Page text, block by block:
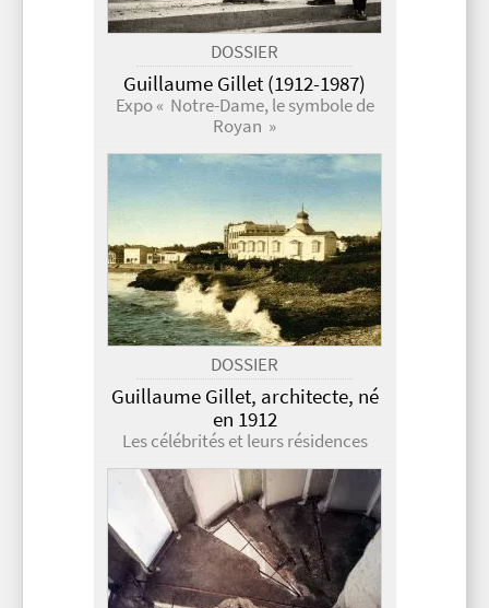
DOSSIER
Guillaume Gillet (1912-1987)
Expo « Notre-Dame, le symbole de
Royan »
DOSSIER
Guillaume Gillet, architecte, né
en 1912
Les célébrités et leurs résidences